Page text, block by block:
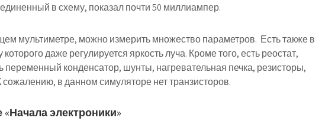
в схему, показал почти 50 миллиампер.
мультиметре, можно измерить множество параметров. Есть также в
даже регулируется яркость луча. Кроме того, есть реостат,
переменный конденсатор, шунты, нагревательная печка, резисторы,
сожалению, в данном симуляторе нет транзисторов.
электроники»